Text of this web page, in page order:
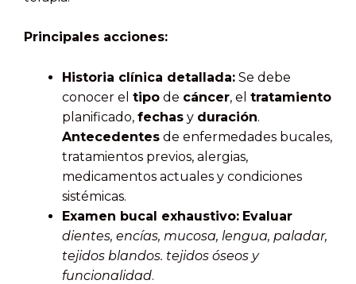
Principales acciones:
Historia clínica detallada: Se debe
conocer el tipo de cáncer, el tratamiento
planificado, fechas y duración.
Antecedentes de enfermedades bucales,
tratamientos previos, alergias,
medicamentos actuales y condiciones
sistémicas.
Examen bucal exhaustivo: Evaluar
dientes, encías, mucosa, lengua, paladar,
tejidos blandos. tejidos óseos y
funcionalidad.